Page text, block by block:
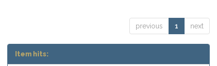
previous 1 next
Item hits: